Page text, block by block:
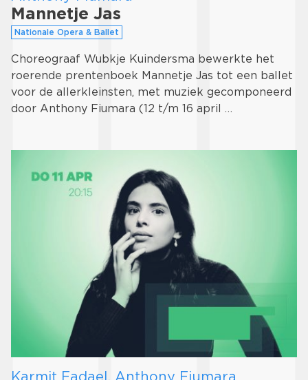
Mannetje Jas
Nationale Opera & Ballet
Choreograaf Wubkje Kuindersma bewerkte het
roerende prentenboek Mannetje Jas tot een ballet
voor de allerkleinsten, met muziek gecomponeerd
door Anthony Fiumara (12 t/m 16 april …
Karmit Fadael, Anthony Fiumara